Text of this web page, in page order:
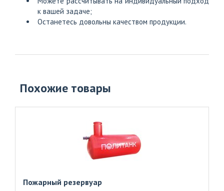
к вашей задаче;
Останетесь довольны качеством продукции.
Похожие товары
Пожарный резервуар